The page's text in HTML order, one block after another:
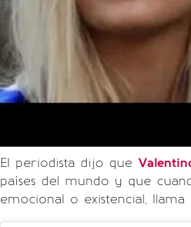
El periodista dijo que
países del mundo y que
emocional o existencial,